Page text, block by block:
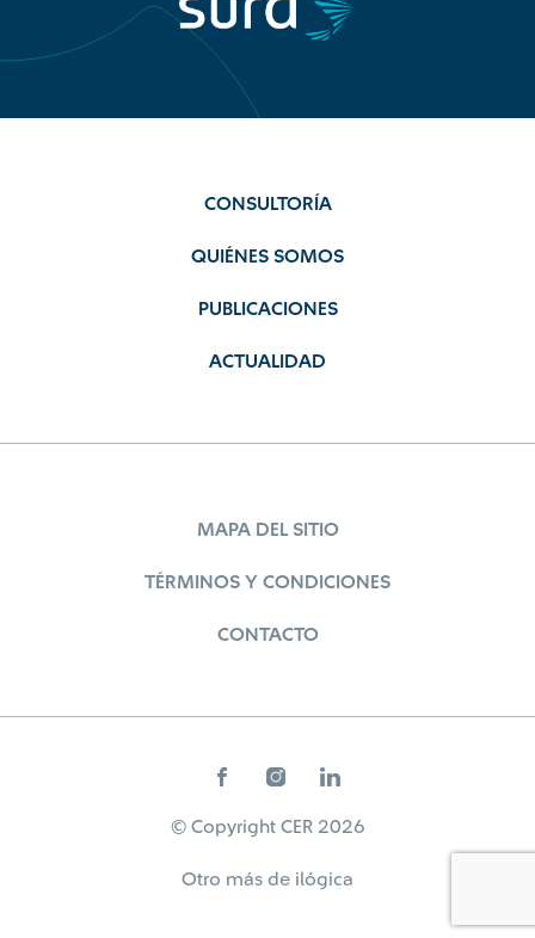
CONSULTORÍA
QUIÉNES SOMOS
PUBLICACIONES
ACTUALIDAD
MAPA DEL SITIO
TÉRMINOS Y CONDICIONES
CONTACTO
© Copyright CER 2026
Otro más de ilógica